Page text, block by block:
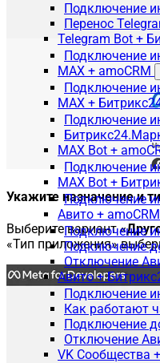
Подключение
Перенос
Telegram Bot +
Подключение
MAX + amoCRM
Подключение
MAX +
Подключение
MAX Bot +
Подключение
MAX Bot +
Подключение
Авито + amoCRM
Подключение
Подключение
Отключение
Авито +
Подключение
Как работают
Подключение
Отключение
VK Сообщества
Укажите назначение и
Выберите вариант
«Тип приложения»